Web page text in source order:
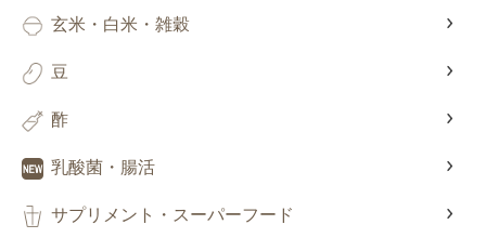
玄米・白米・雑穀
豆
酢
乳酸菌・腸活
サプリメント・スーパーフード